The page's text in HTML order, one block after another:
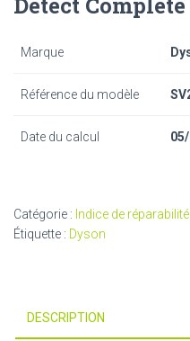
Marque
Référence du modèle
Date du calcul
Catégorie : Indice de
Étiquette : Dyson
DESCRIPTION